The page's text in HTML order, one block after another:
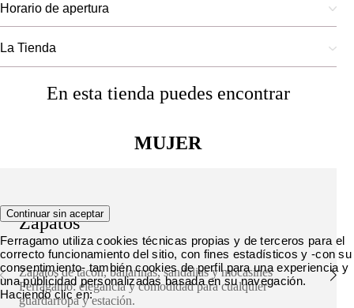
Horario de apertura
La Tienda
En esta tienda puedes encontrar
MUJER
Zapatos
Zapatos de tacón, bailarinas, sandalias y mocasines
Ferragamo: elegancia y comodidad para cualquier
guardarropa y estación.
Continuar sin aceptar
Ferragamo utiliza cookies técnicas propias y de terceros para el
correcto funcionamiento del sitio, con fines estadísticos y -con su
consentimiento- también cookies de perfil para una experiencia y
una publicidad personalizadas basada en su navegación.
Haciendo clic en: